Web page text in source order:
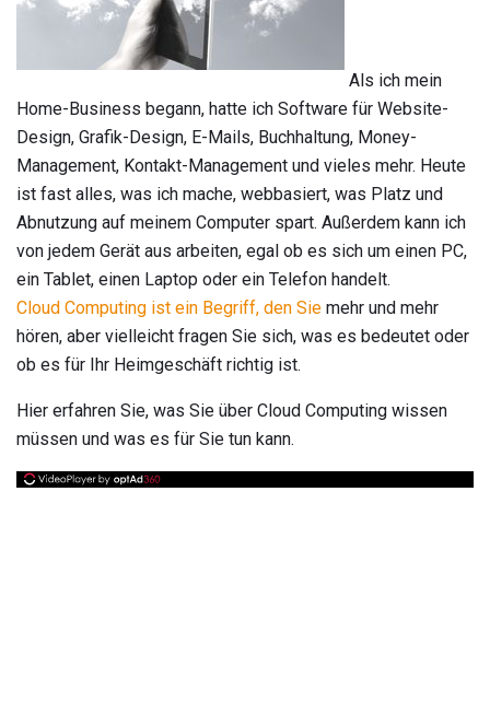
Als ich mein
Home-Business begann, hatte ich Software für Website-
Design, Grafik-Design, E-Mails, Buchhaltung, Money-
Management, Kontakt-Management und vieles mehr. Heute
ist fast alles, was ich mache, webbasiert, was Platz und
Abnutzung auf meinem Computer spart. Außerdem kann ich
von jedem Gerät aus arbeiten, egal ob es sich um einen PC,
ein Tablet, einen Laptop oder ein Telefon handelt.
Cloud Computing ist ein Begriff, den Sie mehr und mehr
hören, aber vielleicht fragen Sie sich, was es bedeutet oder
ob es für Ihr Heimgeschäft richtig ist.
Hier erfahren Sie, was Sie über Cloud Computing wissen
müssen und was es für Sie tun kann.